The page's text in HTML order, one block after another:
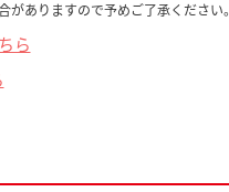
ありますので予めご了承ください。
ら